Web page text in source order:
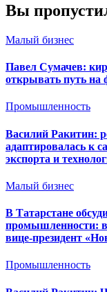
Вы
Малый бизнес
Павел Сумачев:
открывать путь
Промышленность
Василий Ракитин:
адаптировалась к
экспорта и
Малый бизнес
В Татарстане
промышленности: в
вице-президент
Промышленность